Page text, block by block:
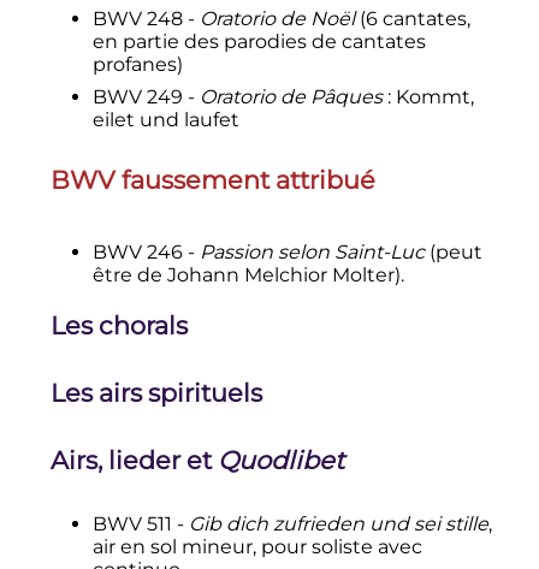
BWV 248 - Oratorio de Noël(6 cantates,
en partie des parodies de cantates
profanes)
BWV 249 - Oratorio de Pâques : Kommt,
eilet und laufet
BWV faussement attribué
BWV 246 - Passion selon Saint-Luc(peut
être de Johann Melchior Molter).
Les chorals
Les airs spirituels
Airs, lieder et Quodlibet
BWV 511 - Gib dich zufrieden und sei stille,
air en sol mineur, pour soliste avec